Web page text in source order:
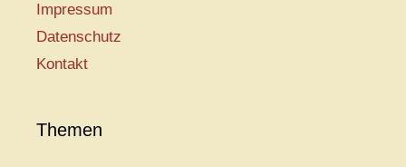
Impressum
Datenschutz
Kontakt
Themen